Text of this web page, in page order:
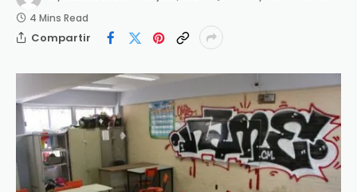
4 Mins Read
Compartir